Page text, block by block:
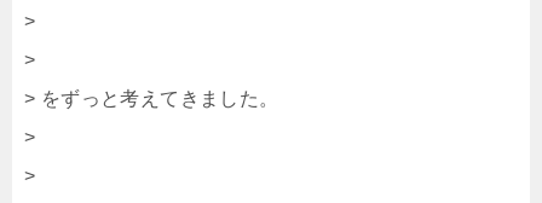
>
>
> をずっと考えてきました。
>
>